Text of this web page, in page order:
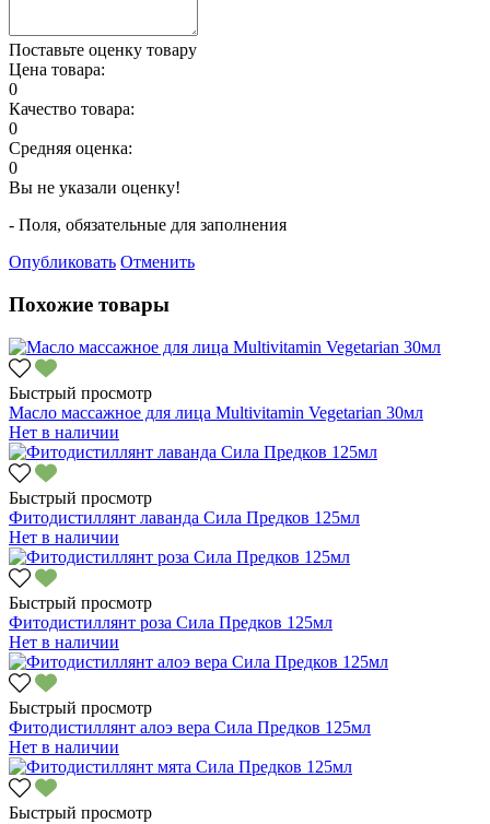
Поставьте оценку товару
Цена товара:
0
Качество товара:
0
Средняя оценка:
0
Вы не указали оценку!
- Поля, обязательные для заполнения
Опубликовать Отменить
Похожие товары
Быстрый просмотр
Масло массажное для лица Multivitamin Vegetarian 30мл
Нет в наличии
Быстрый просмотр
Фитодистиллянт лаванда Сила Предков 125мл
Нет в наличии
Быстрый просмотр
Фитодистиллянт роза Сила Предков 125мл
Нет в наличии
Быстрый просмотр
Фитодистиллянт алоэ вера Сила Предков 125мл
Нет в наличии
Быстрый просмотр